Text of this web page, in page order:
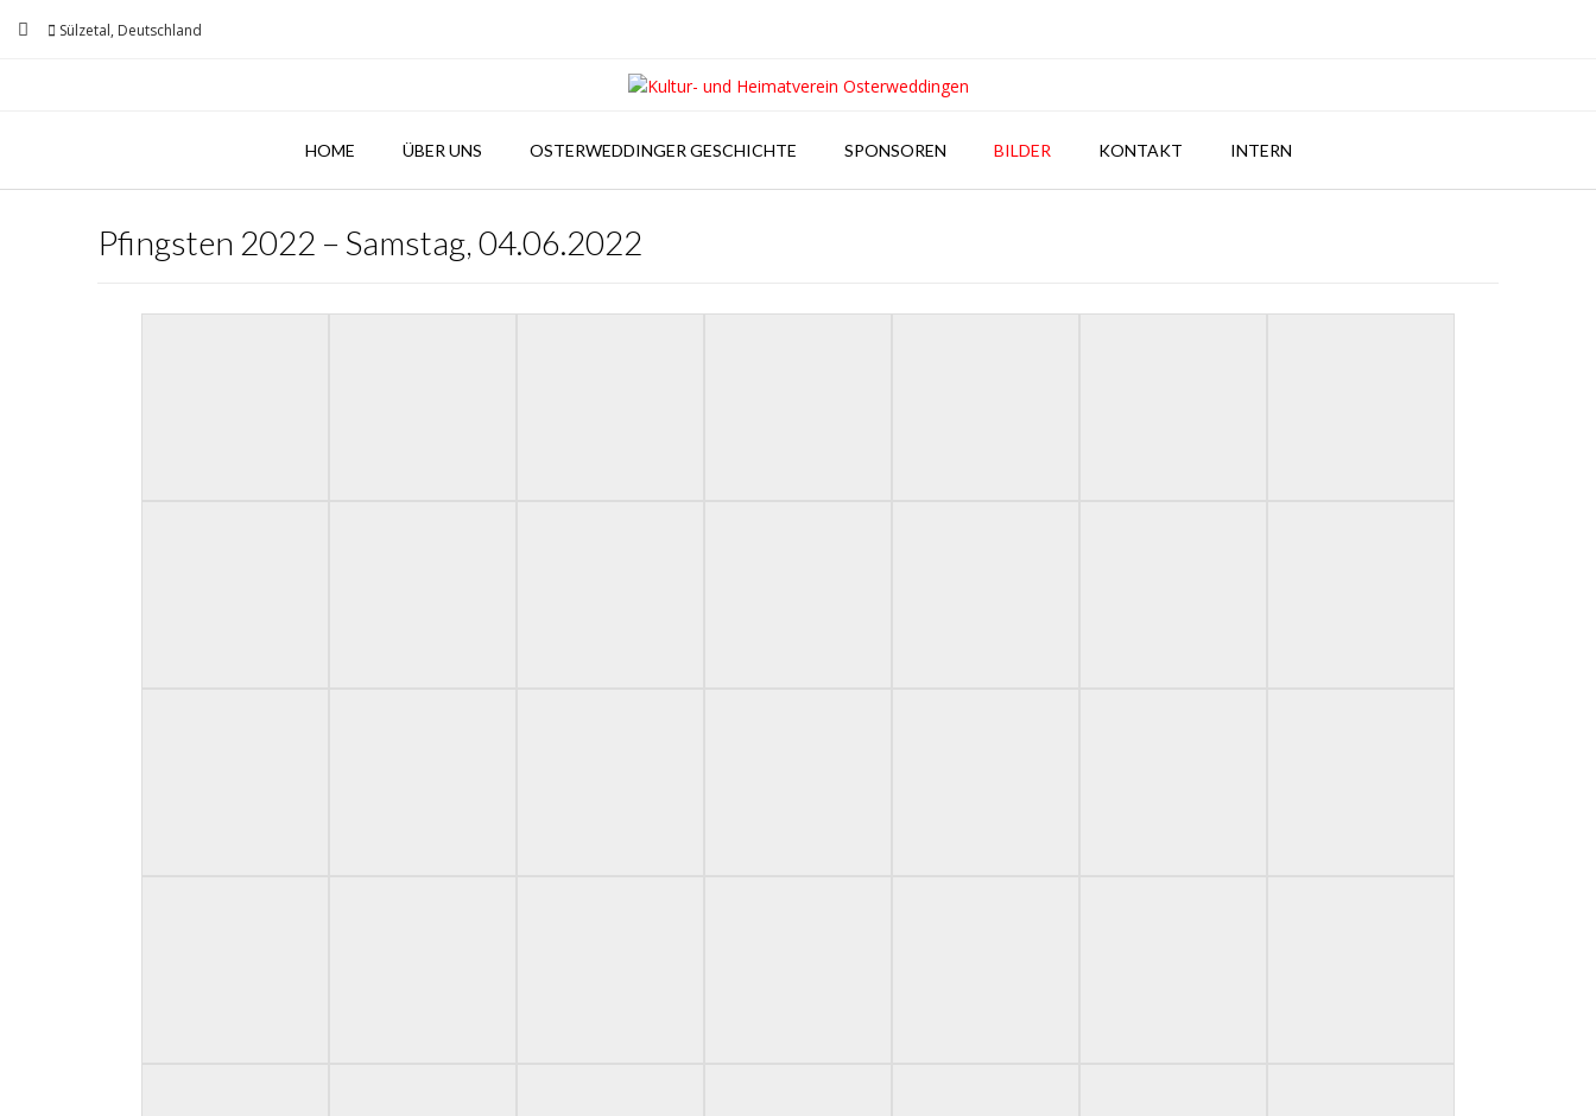
Sülzetal, Deutschland
HOME ÜBER UNS OSTERWEDDINGER GESCHICHTE SPONSOREN BILDER KONTAKT INTERN
Pfingsten 2022 – Samstag, 04.06.2022